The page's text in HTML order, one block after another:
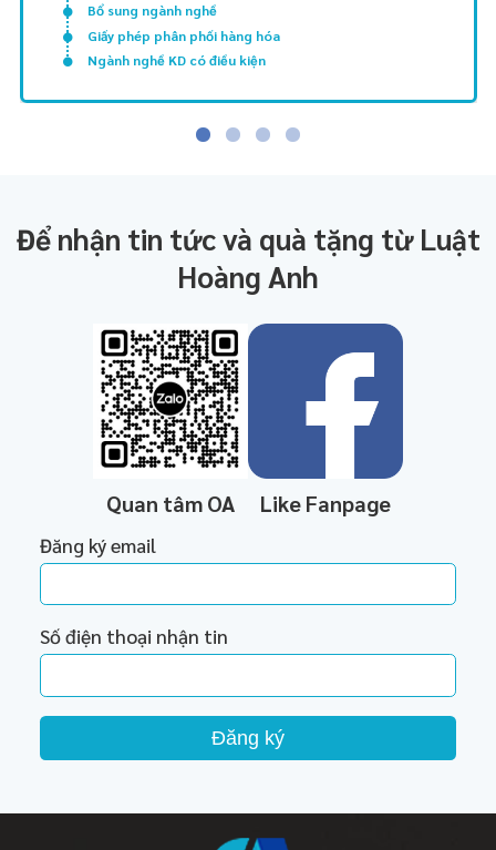
Bổ sung ngành nghề
Giấy phép phân phối hàng hóa
Ngành nghề KD có điều kiện
Để nhận tin tức và quà tặng từ Luật
Hoàng Anh
Quan tâm OA Like Fanpage
Đăng ký email
Số điện thoại nhận tin
Đăng ký